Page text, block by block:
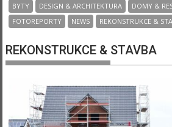
BYTY DESIGN & ARCHITEKTURA
DOMY &
FOTOREPORTY
NEWS REKONSTRUKCE &
REKONSTRUKCE & STAVBA